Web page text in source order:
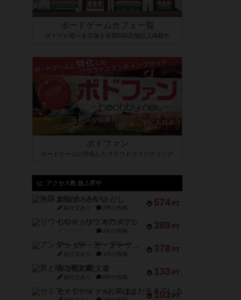
ボードゲームカフェ一覧
ボドゲが遊べる店舗を全国500店舗以上掲載中
ボドファン
ボードゲームに特化したクラウドファンディング
アクセス数 急上昇中
574 PT
無限まちがいさがし
紹介文あり 2件の投稿
389 PT
リワイルド：サウスアメリカ
2件の投稿
378 PT
アンダー・ザ・テーブラー
紹介文あり 1件の投稿
133 PT
宵と暁の呪文書
紹介文あり 8件の投稿
103 PT
セミファイナル ～お前はまだ生きている～